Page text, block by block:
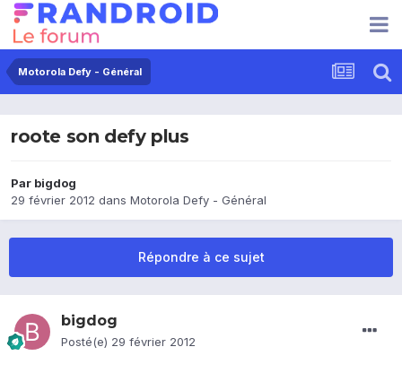
Motorola Defy - Général
roote son defy plus
Par bigdog
29 février 2012 dans Motorola Defy - Général
Répondre à ce sujet
bigdog
Posté(e) 29 février 2012